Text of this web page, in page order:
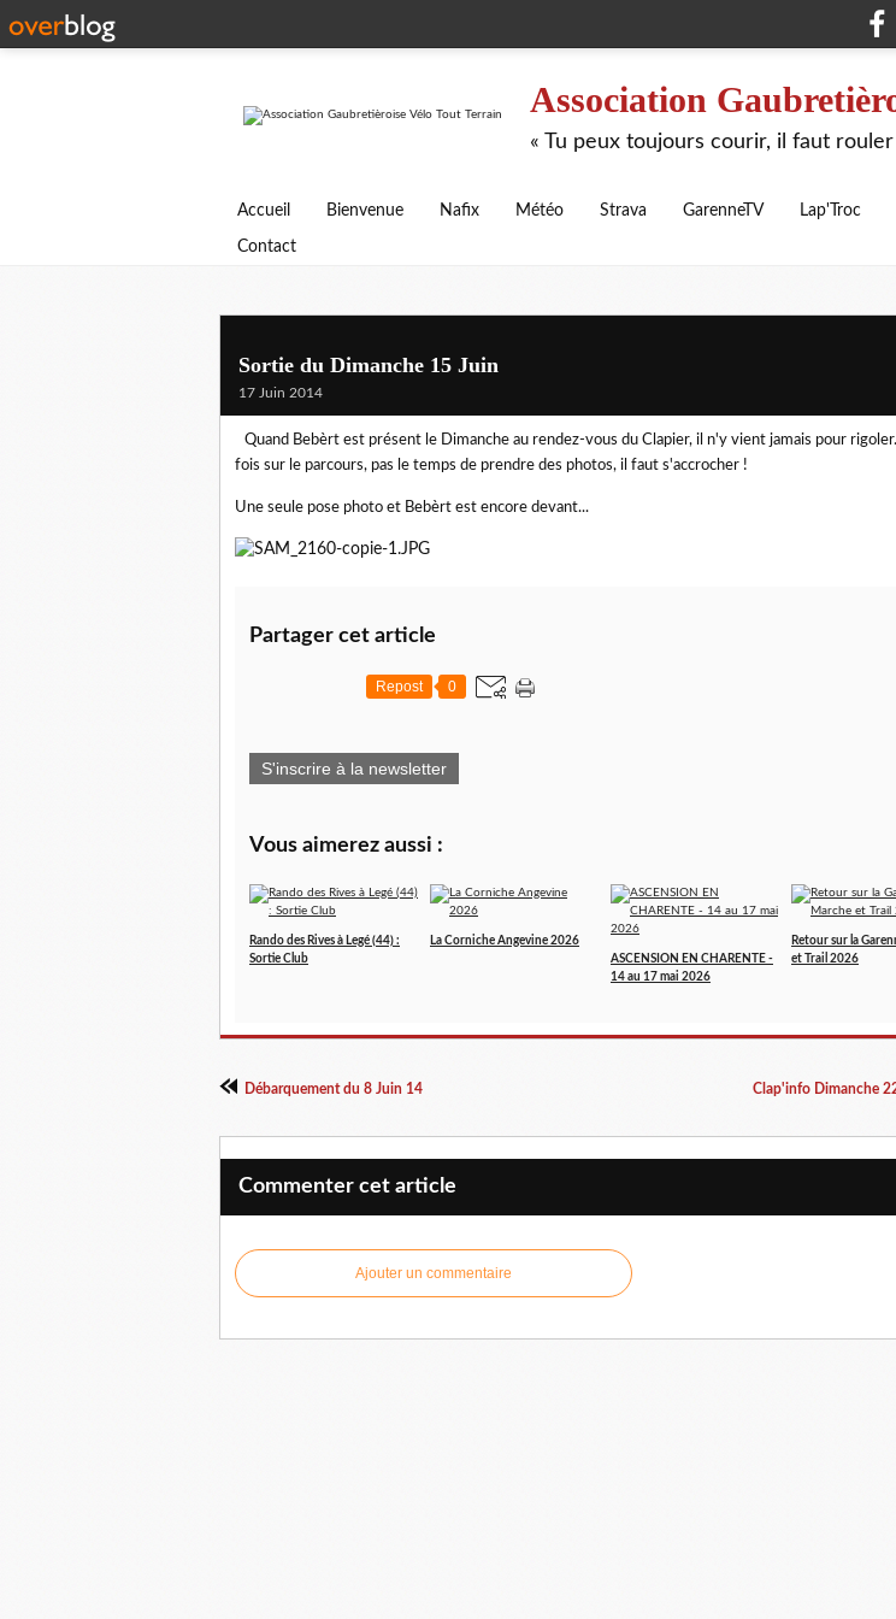
Association
« Tu peux toujours courir, il faut
Accueil Bienvenue Nafix Météo Strava GarenneTV Lap'Troc
Contact
Sortie du Dimanche 15 Juin
17 Juin 2014
Quand Bebèrt est présent le Dimanche au rendez-vous du Clapier, il n'y vient jamais pour
fois sur le parcours, pas le temps de prendre des photos, il faut s'accrocher !
Une seule pose photo et Bebèrt est encore devant...
Partager cet article
Repost 0
S'inscrire à la newsletter
Vous aimerez aussi :
Rando des Rives à Legé (44) :
Sortie Club
La Corniche Angevine 2026
ASCENSION EN CHARENTE -
14 au 17 mai 2026
Retour sur la
et Trail 2026
Débarquement du 8 Juin 14 Clap'info Dimanche
Commenter cet article
Ajouter un commentaire